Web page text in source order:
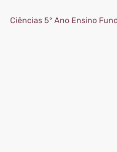
Ciências 5º Ano Ensino